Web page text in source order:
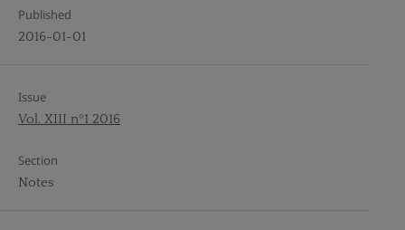
Published
2016-01-01
Issue
Vol. XIII nº1 2016
Section
Notes